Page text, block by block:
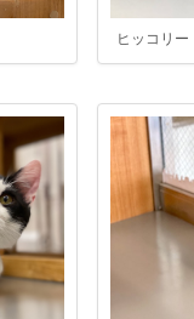
ヒッコリ